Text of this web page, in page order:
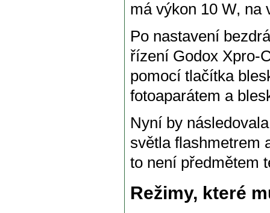
má výkon 10 W, na
Po nastavení
řízení Godox Xpro-
pomocí tlačítka
fotoaparátem a
Nyní by
světla flashmetrem
to není předmětem
Režimy, které